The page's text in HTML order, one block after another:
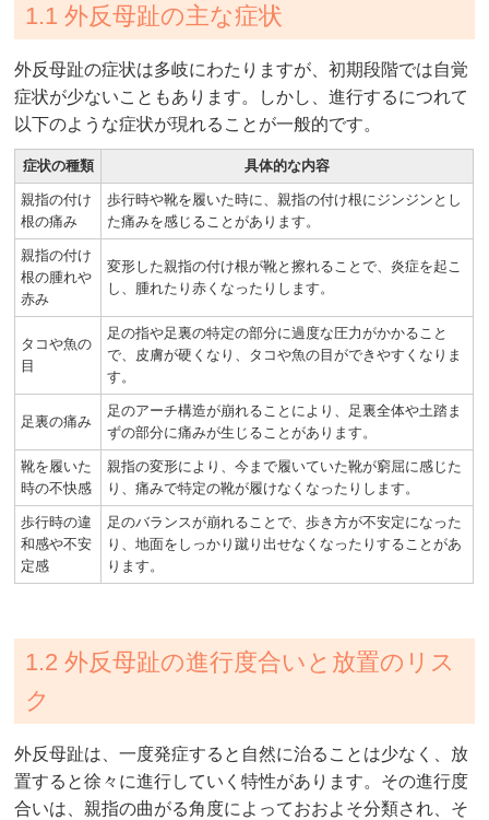
1.1 外反母趾の主な症状
外反母趾の症状は多岐にわたりますが、初期段階では自覚
症状が少ないこともあります。しかし、進行するにつれて
以下のような症状が現れることが一般的です。
症状の種類 具体的な内容
親指の付け
根の痛み
歩行時や靴を履いた時に、親指の付け根にジンジンとし
た痛みを感じることがあります。
親指の付け
根の腫れや
赤み
変形した親指の付け根が靴と擦れることで、炎症を起こ
し、腫れたり赤くなったりします。
タコや魚の
目
足の指や足裏の特定の部分に過度な圧力がかかること
で、皮膚が硬くなり、タコや魚の目ができやすくなりま
す。
足裏の痛み
足のアーチ構造が崩れることにより、足裏全体や土踏ま
ずの部分に痛みが生じることがあります。
靴を履いた
時の不快感
親指の変形により、今まで履いていた靴が窮屈に感じた
り、痛みで特定の靴が履けなくなったりします。
歩行時の違
和感や不安
定感
足のバランスが崩れることで、歩き方が不安定になった
り、地面をしっかり蹴り出せなくなったりすることがあ
ります。
1.2 外反母趾の進行度合いと放置のリス
ク
外反母趾は、一度発症すると自然に治ることは少なく、放
置すると徐々に進行していく特性があります。その進行度
合いは、親指の曲がる角度によっておおよそ分類され、そ